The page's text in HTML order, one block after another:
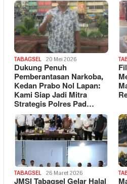
TABAGSEL 20 Mei 2026
Dukung Penuh
Pemberantasan Narkoba,
Kedan Prabo Nol Lapan:
Kami Siap Jadi Mitra
Strategis Polres Pad…
TABAGSEL 26 Maret 2026